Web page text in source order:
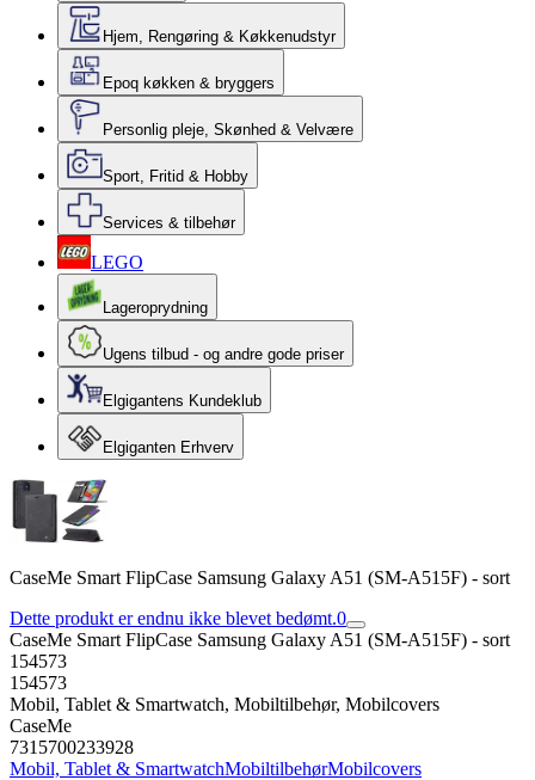
Hjem, Rengøring & Køkkenudstyr
Epoq køkken & bryggers
Personlig pleje, Skønhed & Velvære
Sport, Fritid & Hobby
Services & tilbehør
LEGO
Lageroprydning
Ugens tilbud - og andre gode priser
Elgigantens Kundeklub
Elgiganten Erhverv
CaseMe Smart FlipCase Samsung Galaxy A51 (SM-A515F) - sort
Dette produkt er endnu ikke blevet bedømt.0
CaseMe Smart FlipCase Samsung Galaxy A51 (SM-A515F) - sort
154573
154573
Mobil, Tablet & Smartwatch, Mobiltilbehør, Mobilcovers
CaseMe
7315700233928
Mobil, Tablet & SmartwatchMobiltilbehørMobilcovers